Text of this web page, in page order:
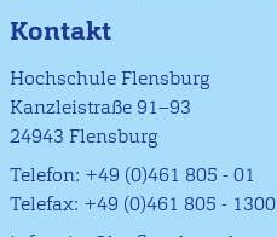
Kontakt
Hochschule Flensburg
Kanzleistraße 91–93
24943 Flensburg
Telefon: +49 (0)461 805 - 01
Telefax: +49 (0)461 805 - 1300